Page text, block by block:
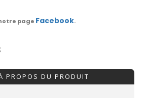
page Facebook.
PROPOS DU PRODUIT